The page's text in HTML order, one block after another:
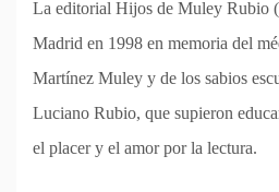
La editorial Hijos de Muley Rubio
Madrid en 1998 en memoria del
Martínez Muley y de los sabios
Luciano Rubio, que supieron
el placer y el amor por la lectura.